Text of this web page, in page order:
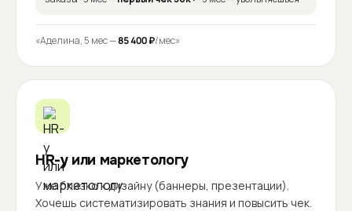
«Аделина, 5 мес —85 400 ₽/мес»
HR-у или маркетологу
Уже близко к дизайну (баннеры, презентации).
Хочешь систематизировать знания и повысить чек.